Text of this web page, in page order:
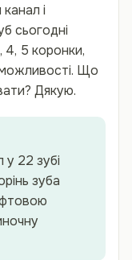
і
сьогодні
4, 5 коронки,
можливості. Що
Дякую.
22 зубі
зуба